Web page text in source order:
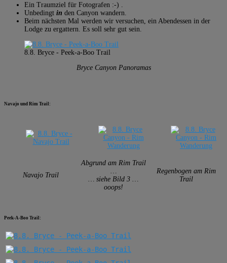
Ein Traumziel für Fotografen :-) .
Unbedingt in den Canyon wandern.
Beim nächsten Mal werden wir versuchen, ein Abendessen in der
Lodge zu ergattern. Es soll sehr gut sein.
8.8. Bryce - Peek-a-Boo Trail
Bryce Canyon Panoramas
Navajo und Rim Trail:
Navajo Trail
Abgrund am Rim Trail
…
… siehe Bild 3 …
ooops!
Regenbogen am Rim
Trail
Peek-A-Boo Trail: